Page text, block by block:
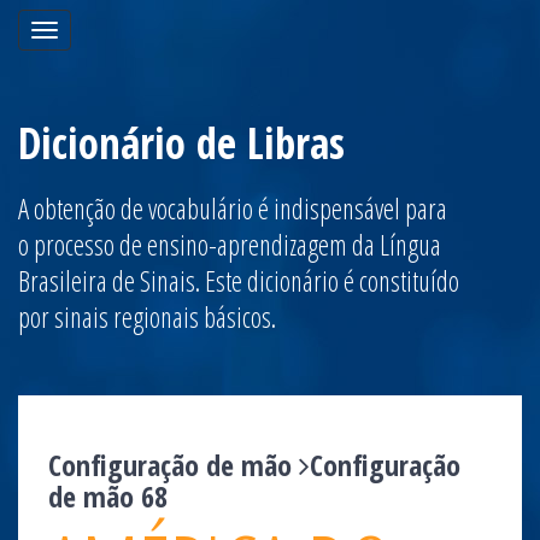
Toggle
navigation
Dicionário de Libras
A obtenção de vocabulário é indispensável para
o processo de ensino-aprendizagem da Língua
Brasileira de Sinais. Este dicionário é constituído
por sinais regionais básicos.
Configuração de mão Configuração
de mão 68